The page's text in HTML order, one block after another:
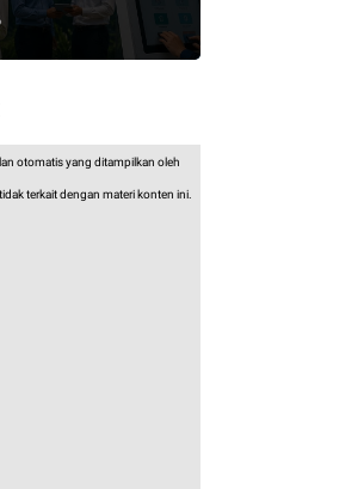
otomatis yang ditampilkan oleh
terkait dengan materi konten ini.